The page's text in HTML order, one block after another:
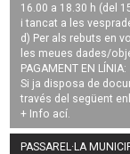
16.00 a 18.30 h (del
i tancat a les
d) Per als rebuts en
les meues dades/
PAGAMENT EN LÍNIA:
Si ja disposa de
través del següent
+ Info ací.
PASSAREL·LA